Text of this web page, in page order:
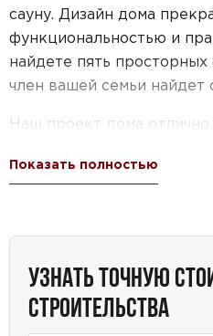
сауну. Дизайн дома
функциональностью и
найдете пять
член вашей семьи найдет
Наш проект дома отлично
окружающую природу.
семьи.
Не упустите
дом, где каждая деталь
Показать полностью
УЗНАТЬ ТОЧНУЮ
СТРОИТЕЛЬСТВА